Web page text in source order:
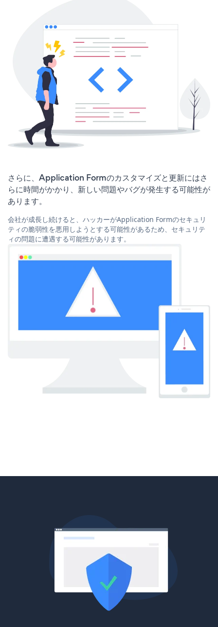
さらに、Application Formのカスタマイズと更新にはさ
らに時間がかかり、新しい問題やバグが発生する可能性が
あります。
会社が成長し続けると、ハッカーがApplication Formのセキュリ
ティの脆弱性を悪用しようとする可能性があるため、セキュリテ
ィの問題に遭遇する可能性があります。